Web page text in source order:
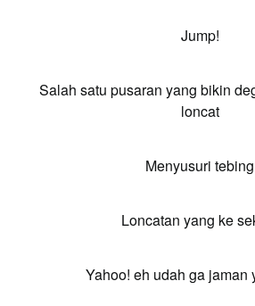
Jump!
Salah satu pusaran yang bikin
loncat
Menyusuri tebing
Loncatan yang ke
Yahoo! eh udah ga jaman